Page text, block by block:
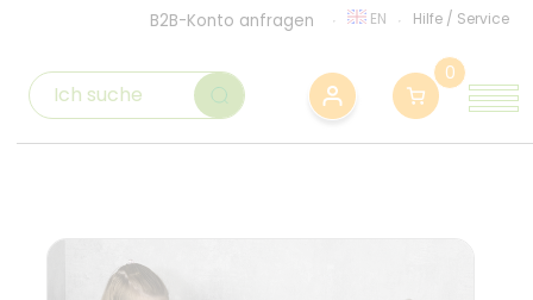
B2B-Konto anfragen EN Hilfe / Service
0